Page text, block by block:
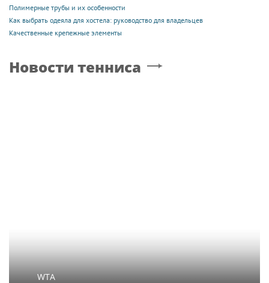
Полимерные трубы и их особенности
Как выбрать одеяла для хостела: руководство для владельцев
Качественные крепежные элементы
Новости тенниса
WTA